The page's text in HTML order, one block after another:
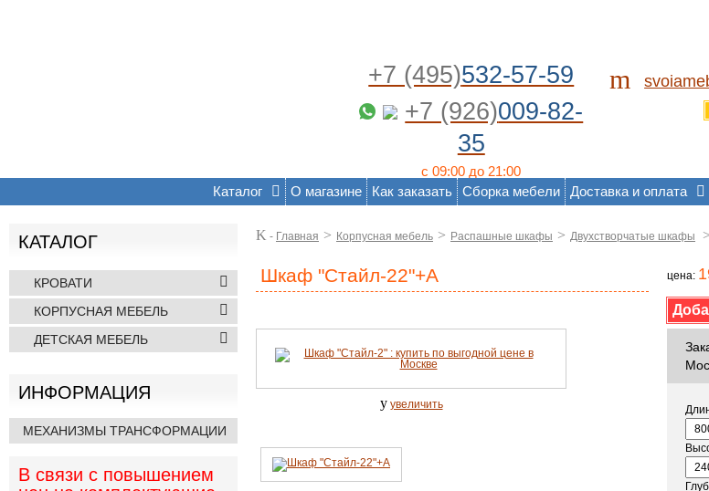
+7 (495)532-57-59
+7 (926)009-82-
35
с 09:00 до 21:00
m
Каталог О магазине Как заказать Сборка мебели Доставка и оплата
КАТАЛОГ
КРОВАТИ
КОРПУСНАЯ МЕБЕЛЬ
ДЕТСКАЯ МЕБЕЛЬ
ИНФОРМАЦИЯ
МЕХАНИЗМЫ ТРАНСФОРМАЦИИ
В связи с повышением
K - Главная > Корпусная мебель > Распашные шкафы > Двухстворчатые шкафы >
Шкаф "Стайл-22"+А цена:
y увеличить